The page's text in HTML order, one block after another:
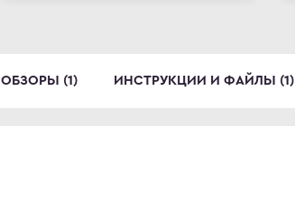
ОБЗОРЫ (1) ИНСТРУКЦИИ И ФАЙЛЫ (1)